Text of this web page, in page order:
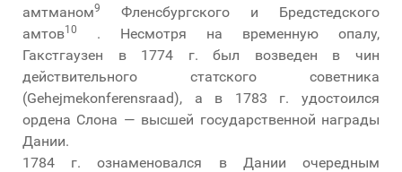
амтманом9
Фленсбургского и Бредстедского
амтов10
. Несмотря на временную опалу,
Гакстгаузен в 1774 г. был возведен в чин
действительного статского советника
(Gehejmekonferensraad), а в 1783 г. удостоился
ордена Слона — высшей государственной награды
Дании.
1784 г. ознаменовался в Дании очередным